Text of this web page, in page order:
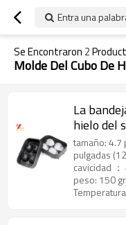
Entra una
Se Encontraron 2
Molde Del Cubo De
La
hielo del
cuatro
tamaño: 4.7
pulgadas
cavicidad
peso: 150